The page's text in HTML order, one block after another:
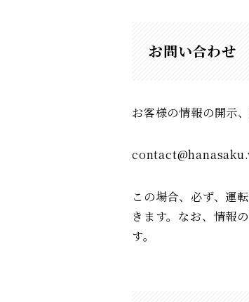
お問い合わせ
お客様の情報の開示
この場合、必ず、運
きます。なお、情報
す。